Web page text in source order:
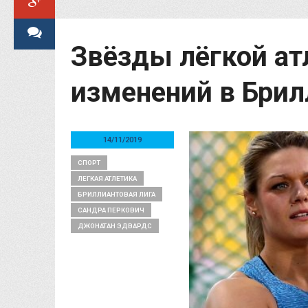
Звёзды лёгкой
изменений в
14/11/2019
СПОРТ
ЛЕГКАЯ АТЛЕТИКА
БРИЛЛИАНТОВАЯ ЛИГА
САНДРА ПЕРКОВИЧ
ДЖОНАТАН ЭДВАРДС